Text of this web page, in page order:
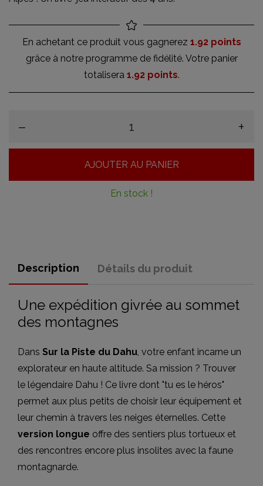
En achetant ce produit vous gagnerez 1.92 points
grâce à notre programme de fidélité. Votre panier
totalisera 1.92 points.
– +
AJOUTER AU PANIER
En stock !
Description Détails du produit
Une expédition givrée au sommet
des montagnes
Dans Sur la Piste du Dahu, votre enfant incarne un
explorateur en haute altitude. Sa mission ? Trouver
le légendaire Dahu ! Ce livre dont "tu es le héros"
permet aux plus petits de choisir leur équipement et
leur chemin à travers les neiges éternelles. Cette
version longue offre des sentiers plus tortueux et
des rencontres encore plus insolites avec la faune
montagnarde.